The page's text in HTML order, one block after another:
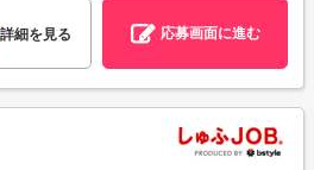
詳細を見る 応募画面に進む